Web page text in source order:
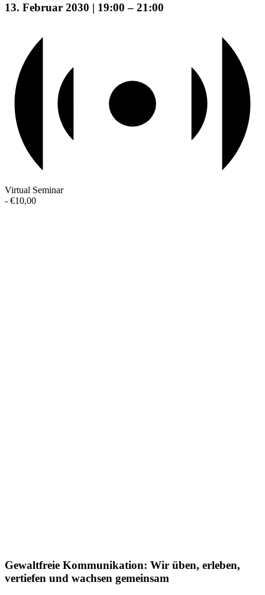
13. Februar 2030 | 19:00 – 21:00
Virtual Seminar
- €10,00
Gewaltfreie Kommunikation: Wir üben, erleben,
vertiefen und wachsen gemeinsam